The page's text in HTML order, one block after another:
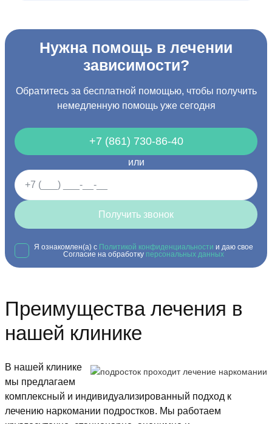
Нужна помощь в лечении
зависимости?
Обратитесь за бесплатной помощью, чтобы получить
немедленную помощь уже сегодня
+7 (861) 730-86-40
или
Получить звонок
Я ознакомлен(а) с Политикой конфиденциальности и даю свое
Согласие на обработку персональных данных
Преимущества лечения в
нашей клинике
В нашей клинике
мы предлагаем
комплексный и индивидуализированный подход к
лечению наркомании подростков. Мы работаем